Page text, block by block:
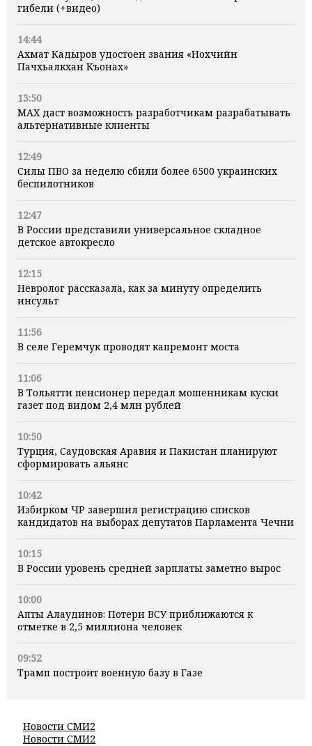
гибели (+видео)
14:44
Ахмат Кадыров удостоен звания «Нохчийн
Пачхьалкхан Къонах»
13:50
MAX даст возможность разработчикам разрабатывать
альтернативные клиенты
12:49
Силы ПВО за неделю сбили более 6500 украинских
беспилотников
12:47
В России представили универсальное складное
детское автокресло
12:15
Невролог рассказала, как за минуту определить
инсульт
11:56
В селе Геремчук проводят капремонт моста
11:06
В Тольятти пенсионер передал мошенникам куски
газет под видом 2,4 млн рублей
10:50
Турция, Саудовская Аравия и Пакистан планируют
сформировать альянс
10:42
Избирком ЧР завершил регистрацию списков
кандидатов на выборах депутатов Парламента Чечни
10:15
В России уровень средней зарплаты заметно вырос
10:00
Апты Алаудинов: Потери ВСУ приближаются к
отметке в 2,5 миллиона человек
09:52
Трамп построит военную базу в Газе
Новости СМИ2
Новости СМИ2